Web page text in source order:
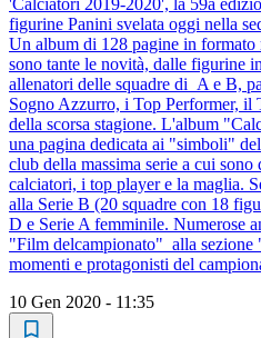
'Calciatori 2019-2020', la 59a
figurine Panini svelata oggi nella
Un album di 128 pagine in
sono tante le novità, dalle figurine
allenatori delle squadre di A e B,
Sogno Azzurro, i Top Performer, il
della scorsa stagione. L'album
una pagina dedicata ai "simboli"
club della massima serie a cui
calciatori, i top player e la maglia.
alla Serie B (20 squadre con 18
D e Serie A femminile. Numerose
"Film delcampionato" alla sezione
momenti e protagonisti del
10 Gen 2020 - 11:35